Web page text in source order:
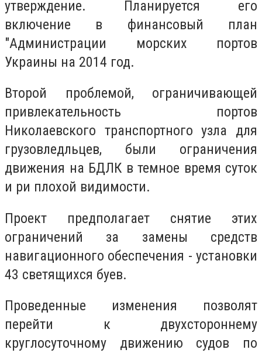
утверждение. Планируется его
включение в финансовый план
"Администрации морских портов
Украины на 2014 год.
Второй проблемой, ограничивающей
привлекательность портов
Николаевского транспортного узла для
грузовледльцев, были ограничения
движения на БДЛК в темное время суток
и ри плохой видимости.
Проект предполагает снятие этих
ограничений за замены средств
навигационного обеспечения - установки
43 светящихся буев.
Проведенные изменения позволят
перейти к двухстороннему
круглосуточному движению судов по